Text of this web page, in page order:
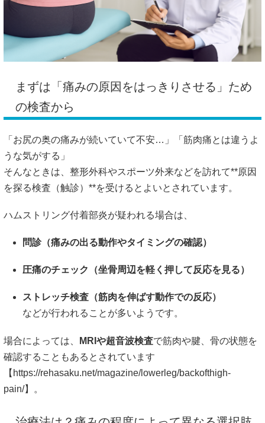
まずは「痛みの原因をはっきりさせる」ため
の検査から
「お尻の奥の痛みが続いていて不安…」「筋肉痛とは違うよ
うな気がする」
そんなときは、整形外科やスポーツ外来などを訪れて**原因
を探る検査（触診）**を受けるとよいとされています。
ハムストリング付着部炎が疑われる場合は、
問診（痛みの出る動作やタイミングの確認）
圧痛のチェック（坐骨周辺を軽く押して反応を見る）
ストレッチ検査（筋肉を伸ばす動作での反応）
などが行われることが多いようです。
場合によっては、 MRIや超音波検査で筋肉や腱、骨の状態を
確認することもあるとされています
【 https://rehasaku.net/magazine/lowerleg/backofthigh-
pain/】。